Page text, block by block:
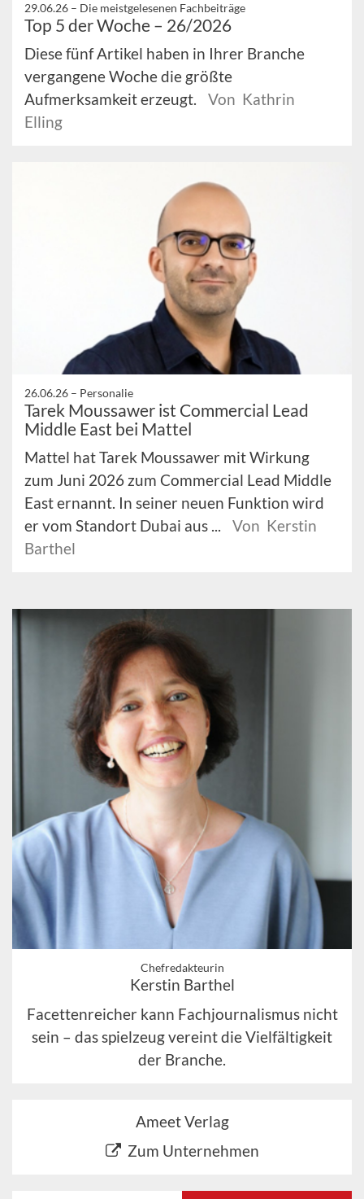
29.06.26 – Die meistgelesenen Fachbeiträge
Top 5 der Woche – 26/2026
Diese fünf Artikel haben in Ihrer Branche
vergangene Woche die größte
Aufmerksamkeit erzeugt.
Von Kathrin
Elling
26.06.26 – Personalie
Tarek Moussawer ist Commercial Lead
Middle East bei Mattel
Mattel hat Tarek Moussawer mit Wirkung
zum Juni 2026 zum Commercial Lead Middle
East ernannt. In seiner neuen Funktion wird
er vom Standort Dubai aus ...
Von Kerstin
Barthel
Chefredakteurin
Kerstin Barthel
Facettenreicher kann Fachjournalismus nicht
sein – das spielzeug vereint die Vielfältigkeit
der Branche.
Ameet Verlag
Zum Unternehmen